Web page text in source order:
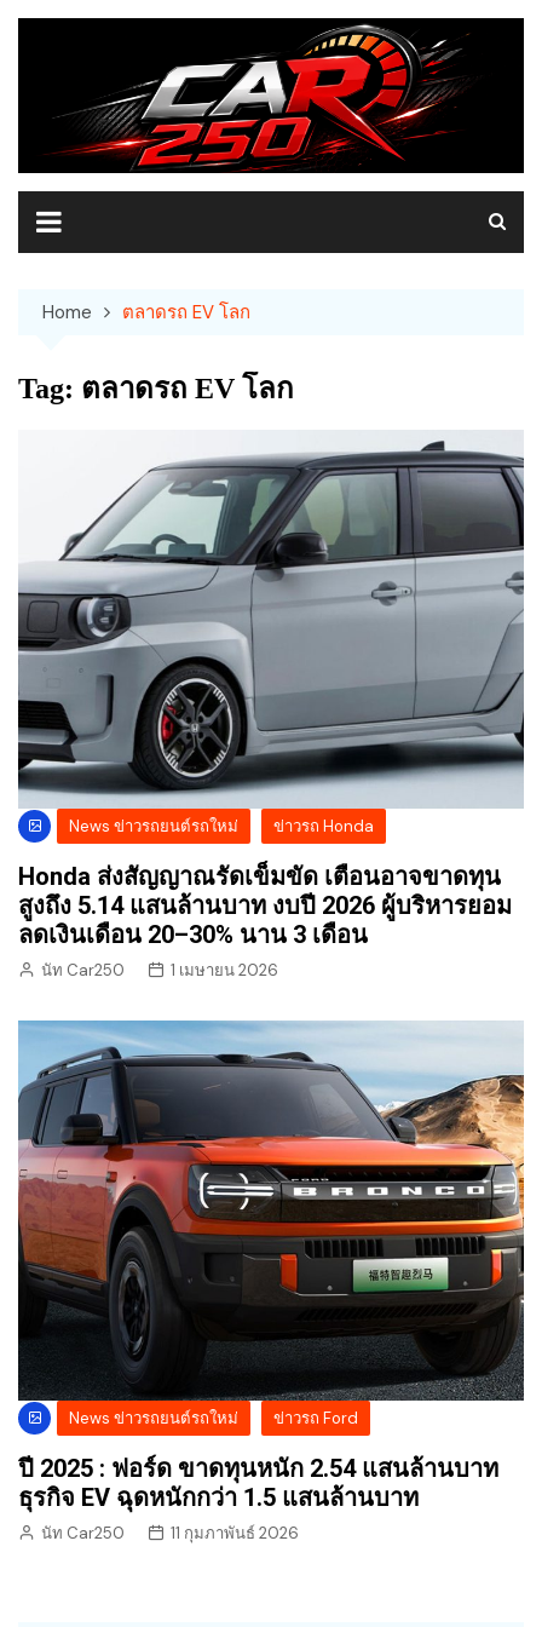
Skip
Home ตลาดรถ EV โลก
Tag: ตลาดรถ EV โลก
News ข่าวรถยนต์รถใหม่ ข่าวรถ Honda
Honda ส่งสัญญาณรัดเข็มขัด เตือนอาจขาดทุน
สูงถึง 5.14 แสนล้านบาท งบปี 2026 ผู้บริหารยอม
ลดเงินเดือน 20–30% นาน 3 เดือน
นัท Car250 1 เมษายน 2026
News ข่าวรถยนต์รถใหม่ ข่าวรถ Ford
ปี 2025 : ฟอร์ด ขาดทุนหนัก 2.54 แสนล้านบาท
ธุรกิจ EV ฉุดหนักกว่า 1.5 แสนล้านบาท
นัท Car250 11 กุมภาพันธ์ 2026